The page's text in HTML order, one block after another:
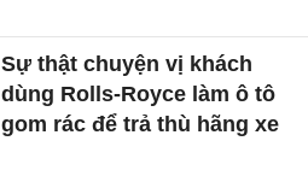
Sự thật chuyện vị khách
dùng Rolls-Royce làm ô tô
gom rác để trả thù hãng xe